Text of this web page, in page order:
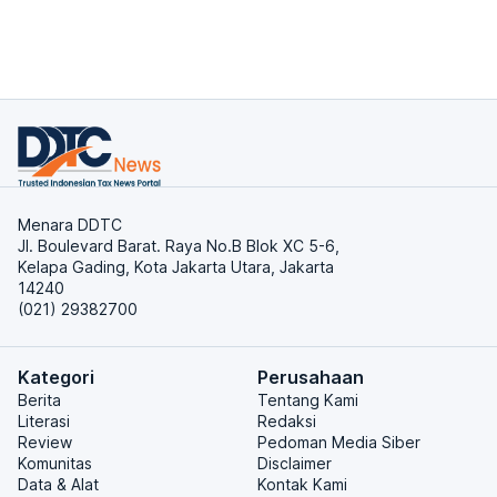
Menara DDTC
Jl. Boulevard Barat. Raya No.B Blok XC 5-6,
Kelapa Gading, Kota Jakarta Utara, Jakarta
14240
(021) 29382700
Kategori
Berita
Literasi
Review
Komunitas
Data & Alat
Perusahaan
Tentang Kami
Redaksi
Pedoman Media Siber
Disclaimer
Kontak Kami